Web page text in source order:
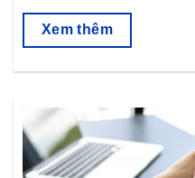
Xem thêm